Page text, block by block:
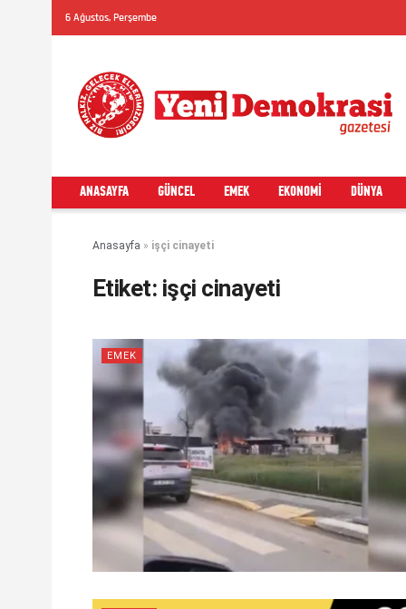
6 Ağustos, Perşembe
ANASAYFA GÜNCEL EMEK EKONOMI DÜNYA
Anasayfa » işçi cinayeti
Etiket: işçi cinayeti
EMEK